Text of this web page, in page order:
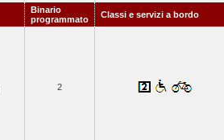
Binario
programmato
Classi e servizi a bordo
2